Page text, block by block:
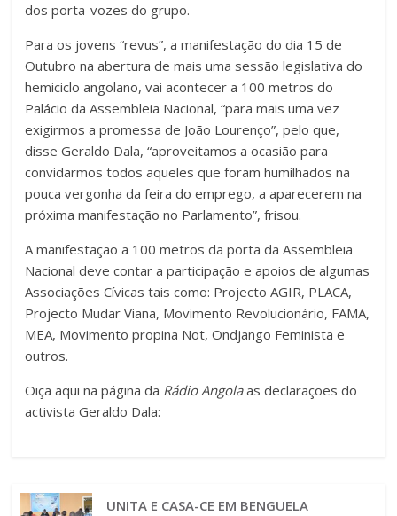
dos porta-vozes do grupo.
Para os jovens “revus”, a manifestação do dia 15 de
Outubro na abertura de mais uma sessão legislativa do
hemiciclo angolano, vai acontecer a 100 metros do
Palácio da Assembleia Nacional, “para mais uma vez
exigirmos a promessa de João Lourenço”, pelo que,
disse Geraldo Dala, “aproveitamos a ocasião para
convidarmos todos aqueles que foram humilhados na
pouca vergonha da feira do emprego, a aparecerem na
próxima manifestação no Parlamento”, frisou.
A manifestação a 100 metros da porta da Assembleia
Nacional deve contar a participação e apoios de algumas
Associações Cívicas tais como: Projecto AGIR, PLACA,
Projecto Mudar Viana, Movimento Revolucionário, FAMA,
MEA, Movimento propina Not, Ondjango Feminista e
outros.
Oiça aqui na página da Rádio Angolaas declarações do
activista Geraldo Dala:
UNITA E CASA-CE EM BENGUELA